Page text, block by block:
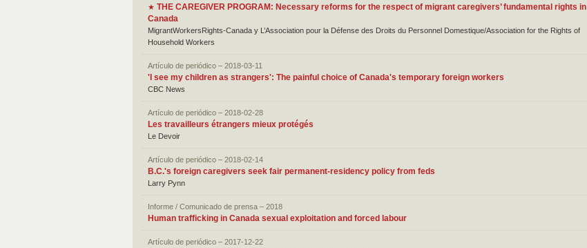
★ THE CAREGIVER PROGRAM: Necessary reforms for the respect of migrant caregivers’ fundamental rights in
Canada
MigrantWorkersRights-Canada y L’Association pour la Défense des Droits du Personnel Domestique/Association for the Rights of
Household Workers
Artículo de periódico – 2018-03-11
'I see my children as strangers': The painful choice of Canada's temporary foreign workers
CBC News
Artículo de periódico – 2018-02-28
Les travailleurs étrangers mieux protégés
Le Devoir
Artículo de periódico – 2018-02-14
B.C.'s foreign caregivers seek fair permanent-residency policy from feds
Larry Pynn
Informe / Comunicado de prensa – 2018
Human trafficking in Canada sexual exploitation and forced labour
Artículo de periódico – 2017-12-22